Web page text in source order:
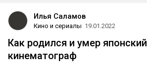
Илья Саламов
Кино и сериалы 19.01.2022
Как родился и умер японский
кинематограф